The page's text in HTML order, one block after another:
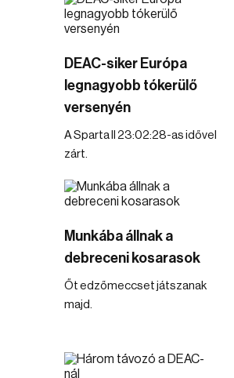
DEAC-siker Európa
legnagyobb tókerülő
versenyén
A Sparta II 23:02:28-as idővel
zárt.
Munkába állnak a
debreceni kosarasok
Őt edzőmeccset játszanak
majd.